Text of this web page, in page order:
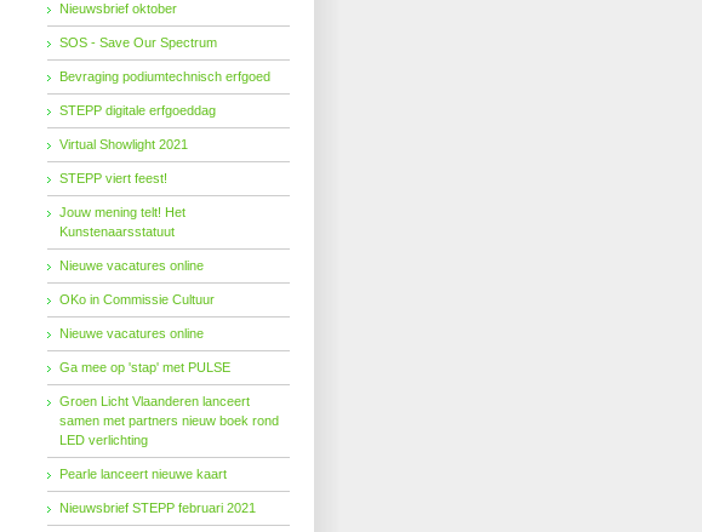
Nieuwsbrief oktober
SOS - Save Our Spectrum
Bevraging podiumtechnisch erfgoed
STEPP digitale erfgoeddag
Virtual Showlight 2021
STEPP viert feest!
Jouw mening telt! Het
Kunstenaarsstatuut
Nieuwe vacatures online
OKo in Commissie Cultuur
Nieuwe vacatures online
Ga mee op 'stap' met PULSE
Groen Licht Vlaanderen lanceert
samen met partners nieuw boek rond
LED verlichting
Pearle lanceert nieuwe kaart
Nieuwsbrief STEPP februari 2021